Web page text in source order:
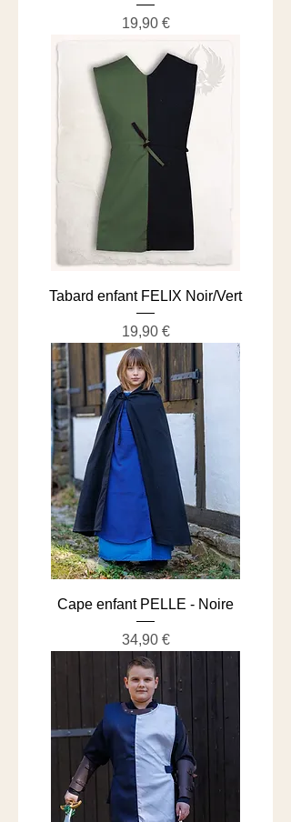
Prix
19,90 €
Tabard enfant FELIX Noir/Vert
Prix
19,90 €
Cape enfant PELLE - Noire
Prix
34,90 €